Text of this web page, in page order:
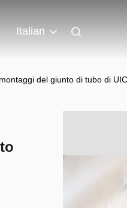
Italian
del giunto di tubo di